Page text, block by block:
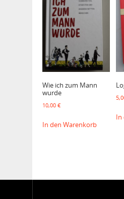
Wie ich zum Mann
wurde
10,00 €
In den Warenkorb
In